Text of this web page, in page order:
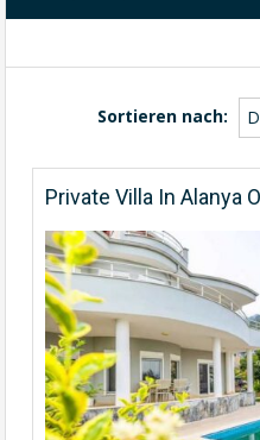
Sortieren nach:
Private Villa In Alanya